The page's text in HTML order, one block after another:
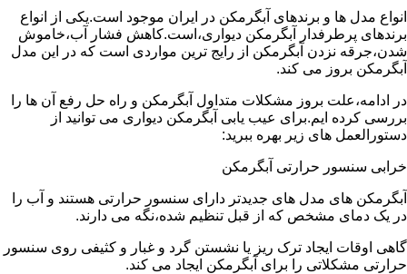
انواع مدل ها و برندهای آبگرمکن در ایران موجود است.یکی از انواع
برندهای پرطرفدار آبگرمکن دیواری،است.کاهش فشار آب،خاموش
شدن،جرقه نزدن آبگرمکن از رایج ترین مواردی است که در این مدل
آبگرمکن بروز می کند.
در ادامه،علت بروز مشکلات متداول آبگرمکن و راه حل رفع آن ها را
بررسی کرده ایم.برای عیب یابی آبگرمکن دیواری می توانید از
دستورالعمل های زیر بهره ببرید:
خرابی سنسور حرارتی آبگرمکن
آبگرمکن های مدل های جدیدتر دارای سنسور حرارتی هستند و آب را
در یک دمای مشخص که از قبل تنظیم شده،نگه می دارند.
گاهی اوقات ایجاد ترک ریز یا نشستن گرد و غبار و کثیفی روی سنسور
حرارتی مشکلاتی را برای آبگرمکن ایجاد می کند.